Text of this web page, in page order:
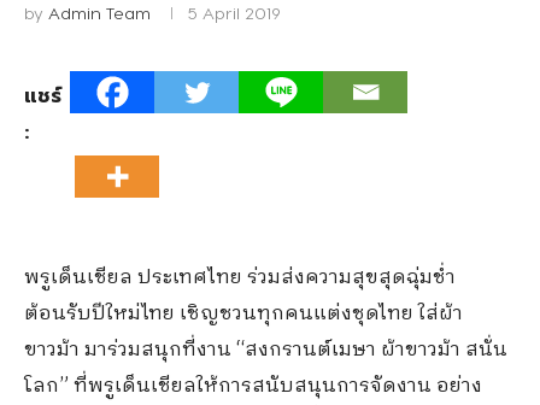
by Admin Team 5 April 2019
แชร์
:
พรูเด็นเชียล ประเทศไทย ร่วมส่งความสุขสุดฉุ่มช่ำ
ต้อนรับปีใหม่ไทย เชิญชวนทุกคนแต่งชุดไทย ใส่ผ้า
ขาวม้า มาร่วมสนุกที่งาน “สงกรานต์เมษา ผ้าขาวม้า สนั่น
โลก” ที่พรูเด็นเชียลให้การสนับสนุนการจัดงาน อย่าง